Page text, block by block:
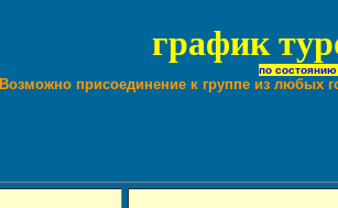
график
по
Возможно присоединение к группе из